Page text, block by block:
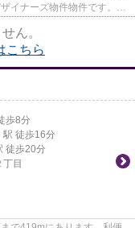
イナーズ物件物件です。駅
ん。
こちら
歩8分
駅 徒歩16分
徒歩20分
丁目